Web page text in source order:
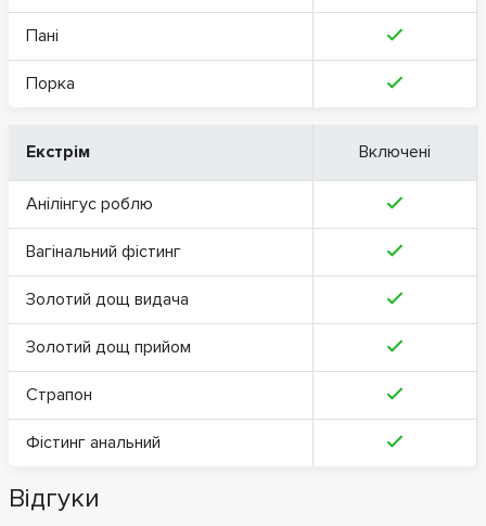
Пані
Порка
Екстрім Включені
Анілінгус роблю
Вагінальний фістинг
Золотий дощ видача
Золотий дощ прийом
Страпон
Фістинг анальний
Відгуки